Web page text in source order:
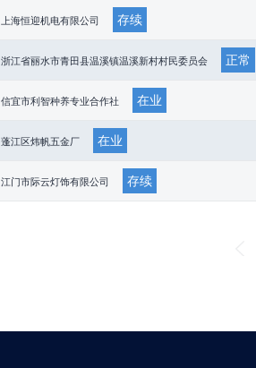
上海恒迎机电有限公司 存续
浙江省丽水市青田县温溪镇温溪新村村民委员会 正常
信宜市利智种养专业合作社 在业
蓬江区炜帆五金厂 在业
江门市际云灯饰有限公司 存续